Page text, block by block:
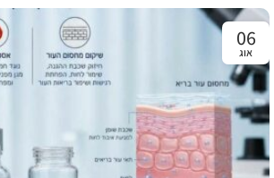
06
אוג